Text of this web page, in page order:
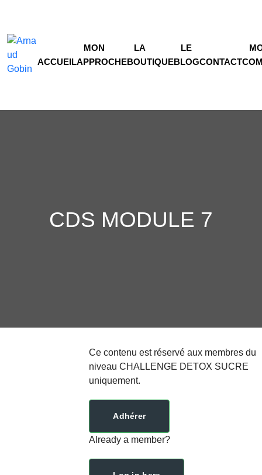
ACCUEIL
MON
APPROCHE
LA
BOUTIQUE
LE
BLOGCONTACT
CDS MODULE 7
Ce contenu est réservé aux membres du
niveau CHALLENGE DETOX SUCRE
uniquement.
Adhérer
Already a member?